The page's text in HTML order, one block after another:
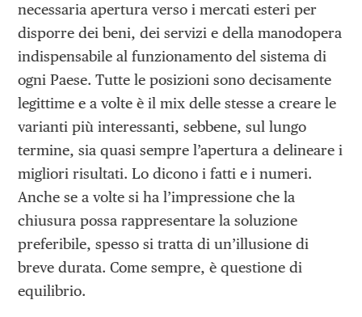
necessaria apertura verso i mercati esteri per
disporre dei beni, dei servizi e della manodopera
indispensabile al funzionamento del sistema di
ogni Paese. Tutte le posizioni sono decisamente
legittime e a volte è il mix delle stesse a creare le
varianti più interessanti, sebbene, sul lungo
termine, sia quasi sempre l’apertura a delineare i
migliori risultati. Lo dicono i fatti e i numeri.
Anche se a volte si ha l’impressione che la
chiusura possa rappresentare la soluzione
preferibile, spesso si tratta di un’illusione di
breve durata. Come sempre, è questione di
equilibrio.